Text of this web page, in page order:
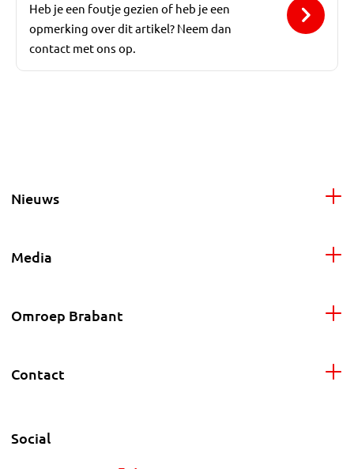
Heb je een foutje gezien of heb je een
opmerking over dit artikel? Neem dan
contact met ons op.
Nieuws
Media
Omroep Brabant
Contact
Social